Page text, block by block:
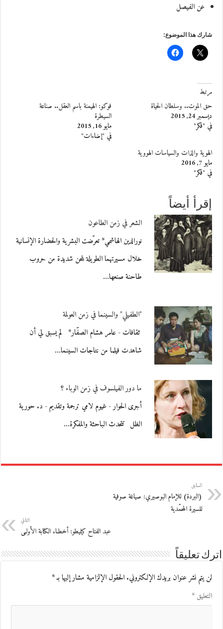
عن الفيصل
شارك هذا الموضوع:
مرتبط
حق الموت.. وسلطان الحياة
ديسمبر 24, 2015
في "فكر"
فوكو: الهيمنة باسم العقل.. صناعة
السيطرة
مايو 16, 2015
في "إضاءات"
الهوية والذات والسياسات الهووية
مايو 7, 2016
في "فكر"
إقرأ أيضاً
الشعر في زمن الطاعون
نورالدين الهاشمي* تعرّضت البشرية والحضارة الإنسانية
خلال مسيرتهما الطويلة لمحن شديدة من حروب
طاحنة صنعها…
"الطفيلي" والسينما في زمن العولمة
ثقافات - عامر هشام الصفّار* لم يسبق لي أن
شاهدت فيلما من نتاجات السينما…
ما دور الفيلسوف في زمن الوباء ؟
أجرى الحوار - غيوم لامي ترجمة وتقديم - د. حورية
الظل تتحدث الباحثة والمفكرة…
السابق
(البردة) للإمام البوصيري: صياغة صوفية
للسيرة المحمّدية
التالي
عبد الفتاح كيليطو: أخطـاء الكتابة الأولـى
اترك تعليقاً
لن يتم نشر عنوان بريدك الإلكتروني.الحقول الإلزامية مشار إليها بـ*
التعليق*